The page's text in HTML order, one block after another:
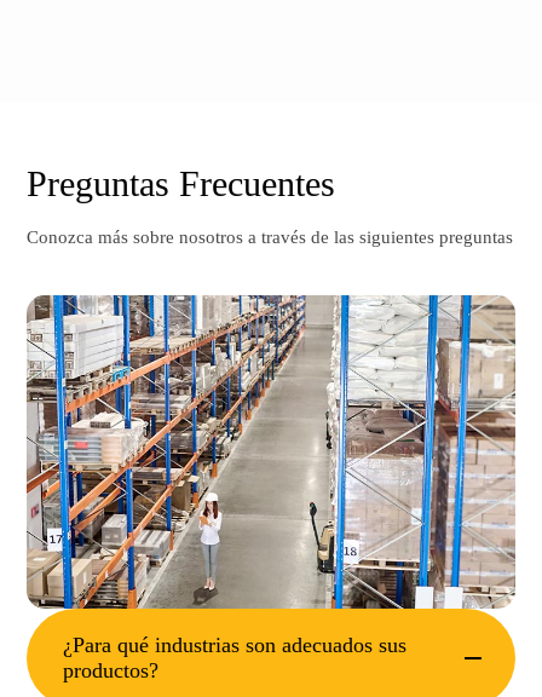
Preguntas Frecuentes
Conozca más sobre nosotros a través de las siguientes preguntas
¿Para qué industrias son adecuados sus
productos?